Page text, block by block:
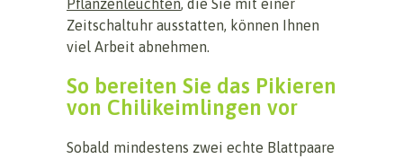
Pflanzenleuchten, die Sie mit einer
Zeitschaltuhr ausstatten, können Ihnen
viel Arbeit abnehmen.
So bereiten Sie das Pikieren
von Chilikeimlingen vor
Sobald mindestens zwei echte Blattpaare